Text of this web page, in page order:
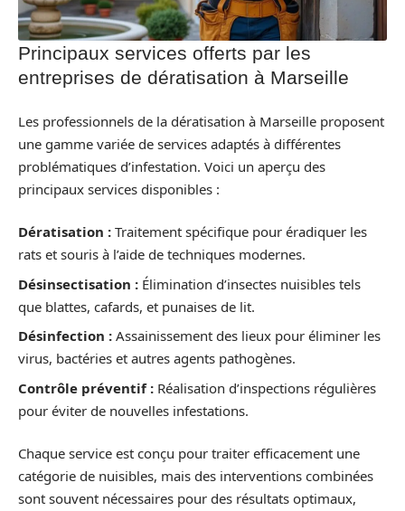
Principaux services offerts par les
entreprises de dératisation à Marseille
Les professionnels de la dératisation à Marseille proposent
une gamme variée de services adaptés à différentes
problématiques d’infestation. Voici un aperçu des
principaux services disponibles :
Dératisation : Traitement spécifique pour éradiquer les
rats et souris à l’aide de techniques modernes.
Désinsectisation : Élimination d’insectes nuisibles tels
que blattes, cafards, et punaises de lit.
Désinfection : Assainissement des lieux pour éliminer les
virus, bactéries et autres agents pathogènes.
Contrôle préventif : Réalisation d’inspections régulières
pour éviter de nouvelles infestations.
Chaque service est conçu pour traiter efficacement une
catégorie de nuisibles, mais des interventions combinées
sont souvent nécessaires pour des résultats optimaux,